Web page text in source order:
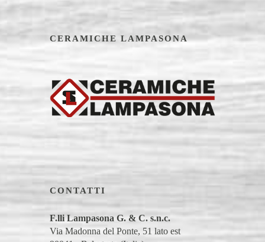
CERAMICHE LAMPASONA
CONTATTI
F.lli Lampasona G. & C. s.n.c.
Via Madonna del Ponte, 51 lato est